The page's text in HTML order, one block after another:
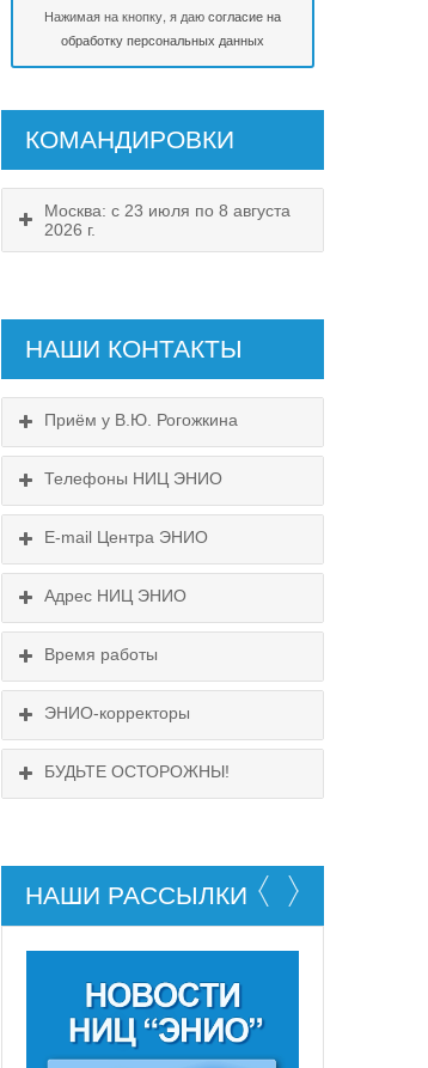
Нажимая на кнопку, я даюсогласие на
обработку персональных данных
КОМАНДИРОВКИ
Москва: с 23 июля по 8 августа
2026 г.
Схема проезда
Выходные:
НАШИ КОНТАКТЫ
Приём у В.Ю. Рогожкина
Подробнее...
Телефоны НИЦ ЭНИО
E-mail Центра ЭНИО
Адрес НИЦ ЭНИО
Время работы
ЭНИО-корректоры
БУДЬТЕ ОСТОРОЖНЫ!
НАШИ РАССЫЛКИ